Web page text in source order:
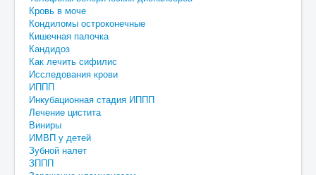
Кровь в моче
Кондиломы остроконечные
Кишечная палочка
Кандидоз
Как лечить сифилис
Исследования крови
ИППП
Инкубационная стадия ИППП
Лечение цистита
Виниры
ИМВП у детей
Зубной налет
ЗППП